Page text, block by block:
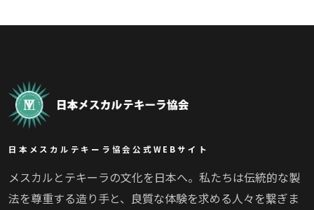
日本メスカルテキーラ協会公式WEBサイト
メスカルとテキーラの文化を日本へ。私たちは伝統的な製
法を尊重する造り手と、良質な体験を求める人々を繋ぎま